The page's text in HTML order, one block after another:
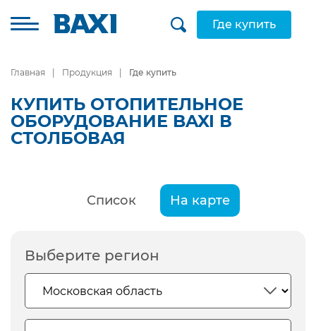
Где купить
Главная Продукция Где купить
КУПИТЬ ОТОПИТЕЛЬНОЕ
ОБОРУДОВАНИЕ BAXI В
СТОЛБОВАЯ
Список На карте
Выберите регион